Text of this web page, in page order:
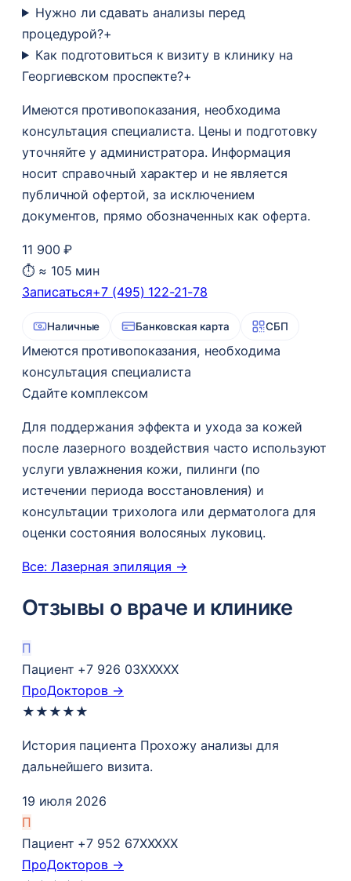
Нужно ли сдавать анализы перед
процедурой?+
Как подготовиться к визиту в клинику на
Георгиевском проспекте?+
Имеются противопоказания, необходима
консультация специалиста. Цены и подготовку
уточняйте у администратора. Информация
носит справочный характер и не является
публичной офертой, за исключением
документов, прямо обозначенных как оферта.
11 900 ₽
⏱ ≈ 105 мин
Записаться+7 (495) 122-21-78
Наличные Банковская карта СБП
Имеются противопоказания, необходима
консультация специалиста
Сдайте комплексом
Для поддержания эффекта и ухода за кожей
после лазерного воздействия часто используют
услуги увлажнения кожи, пилинги (по
истечении периода восстановления) и
консультации трихолога или дерматолога для
оценки состояния волосяных луковиц.
Все: Лазерная эпиляция →
Отзывы о враче и клинике
П
Пациент +7 926 03XXXXX
ПроДокторов →
★ ★ ★ ★ ★
История пациента Прохожу анализы​ для
дальнейшего визита.
19 июля 2026
П
Пациент +7 952 67XXXXX
ПроДокторов →